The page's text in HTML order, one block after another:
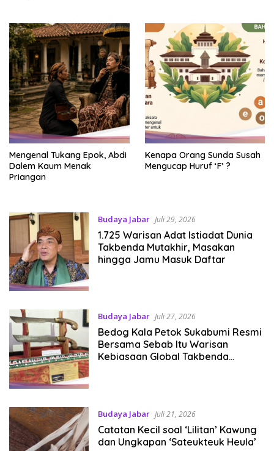
Mengenal Tukang Epok, Abdi
Dalem Kaum Menak
Priangan
Kenapa Orang Sunda Susah
Mengucap Huruf ‘F’ ?
Budaya Jabar Juli 29, 2026
1.725 Warisan Adat Istiadat Dunia
Takbenda Mutakhir, Masakan
hingga Jamu Masuk Daftar
Budaya Jabar Juli 27, 2026
Bedog Kala Petok Sukabumi Resmi
Bersama Sebab Itu Warisan
Kebiasaan Global Takbenda
Budaya Jabar Juli 21, 2026
Catatan Kecil soal ‘Lilitan’ Kawung
dan Ungkapan ‘Sateukteuk Heula’